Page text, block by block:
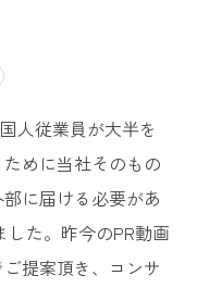
人従業員が大半を
めに当社そのもの
に届ける必要があ
した。昨今のPR動画
提案頂き、コンサ